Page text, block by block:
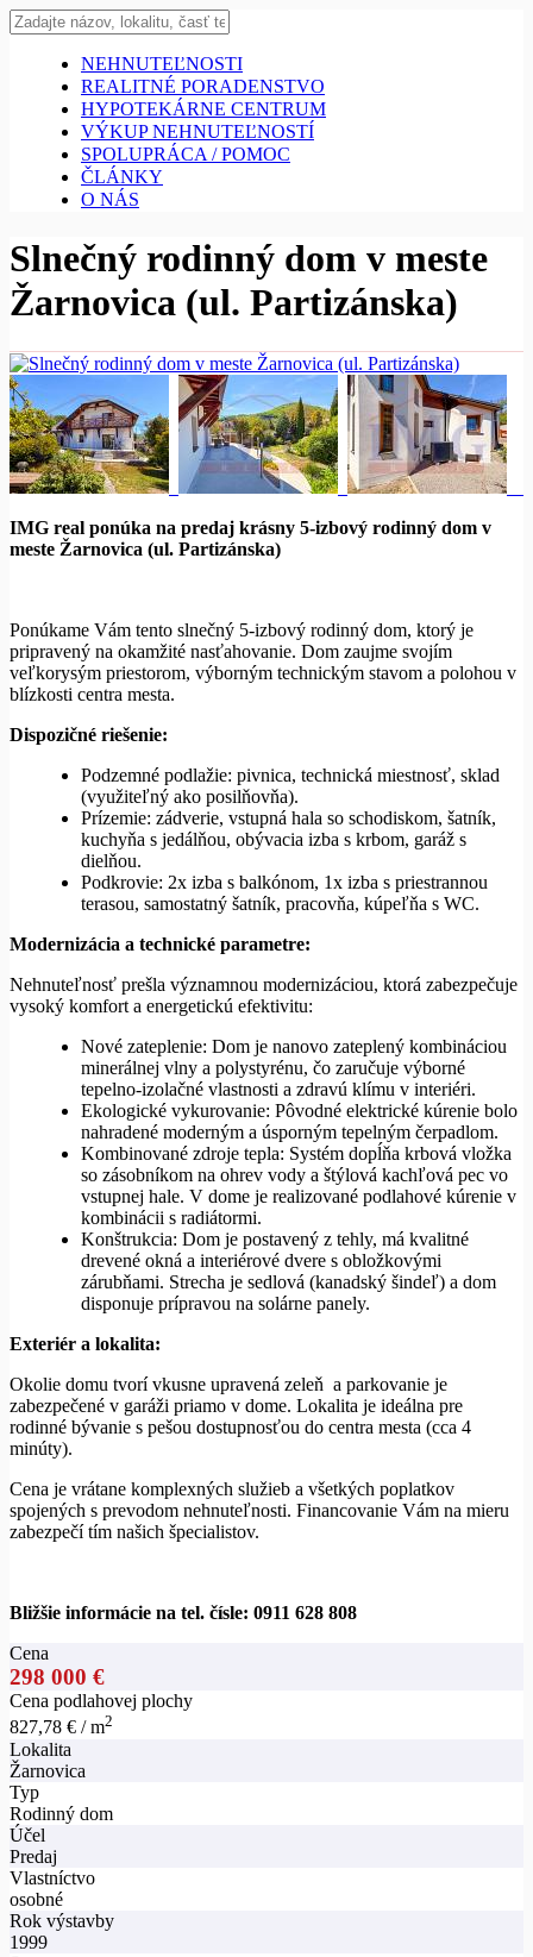
NEHNUTEĽNOSTI
REALITNÉ PORADENSTVO
HYPOTEKÁRNE CENTRUM
VÝKUP NEHNUTEĽNOSTÍ
SPOLUPRÁCA / POMOC
ČLÁNKY
O NÁS
Slnečný rodinný dom v meste
Žarnovica (ul. Partizánska)
IMG real ponúka na predaj krásny 5-izbový rodinný dom v
meste Žarnovica (ul. Partizánska)
Ponúkame Vám tento slnečný 5-izbový rodinný dom, ktorý je
pripravený na okamžité nasťahovanie. Dom zaujme svojím
veľkorysým priestorom, výborným technickým stavom a polohou v
blízkosti centra mesta.
Dispozičné riešenie:
Podzemné podlažie: pivnica, technická miestnosť, sklad
(využiteľný ako posilňovňa).
Prízemie: zádverie, vstupná hala so schodiskom, šatník,
kuchyňa s jedálňou, obývacia izba s krbom, garáž s
dielňou.
Podkrovie: 2x izba s balkónom, 1x izba s priestrannou
terasou, samostatný šatník, pracovňa, kúpeľňa s WC.
Modernizácia a technické parametre:
Nehnuteľnosť prešla významnou modernizáciou, ktorá zabezpečuje
vysoký komfort a energetickú efektivitu:
Nové zateplenie: Dom je nanovo zateplený kombináciou
minerálnej vlny a polystyrénu, čo zaručuje výborné
tepelno-izolačné vlastnosti a zdravú klímu v interiéri.
Ekologické vykurovanie: Pôvodné elektrické kúrenie bolo
nahradené moderným a úsporným tepelným čerpadlom.
Kombinované zdroje tepla: Systém dopĺňa krbová vložka
so zásobníkom na ohrev vody a štýlová kachľová pec vo
vstupnej hale. V dome je realizované podlahové kúrenie v
kombinácii s radiátormi.
Konštrukcia: Dom je postavený z tehly, má kvalitné
drevené okná a interiérové dvere s obložkovými
zárubňami. Strecha je sedlová (kanadský šindeľ) a dom
disponuje prípravou na solárne panely.
Exteriér a lokalita:
Okolie domu tvorí vkusne upravená zeleň a parkovanie je
zabezpečené v garáži priamo v dome. Lokalita je ideálna pre
rodinné bývanie s pešou dostupnosťou do centra mesta (cca 4
minúty).
Cena je vrátane komplexných služieb a všetkých poplatkov
spojených s prevodom nehnuteľnosti. Financovanie Vám na mieru
zabezpečí tím našich špecialistov.
Bližšie informácie na tel. čísle: 0911 628 808
Cena
298 000 €
Cena podlahovej plochy
827,78 € / m2
Lokalita
Žarnovica
Typ
Rodinný dom
Účel
Predaj
Vlastníctvo
osobné
Rok výstavby
1999